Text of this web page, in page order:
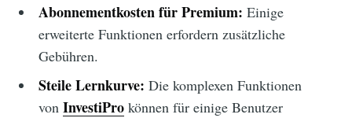
Abonnementkosten für Premium: Einige
erweiterte Funktionen erfordern zusätzliche
Gebühren.
Steile Lernkurve: Die komplexen Funktionen
von InvestiProkönnen für einige Benutzer